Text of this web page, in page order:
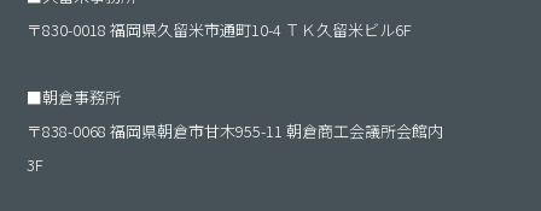
〒830-0018 福岡県久留米市通町10-4 ＴＫ久留米ビル6F
■朝倉事務所
〒838-0068 福岡県朝倉市甘木955-11 朝倉商工会議所会館内
3F